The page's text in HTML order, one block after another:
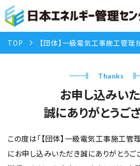
TOP 【団体】一級電気工事施工管理
Thanks
お申し込みい
誠にありがとうご
この度は「【団体】一級電気工事施工管
にお申し込みいただき誠にありがとうご